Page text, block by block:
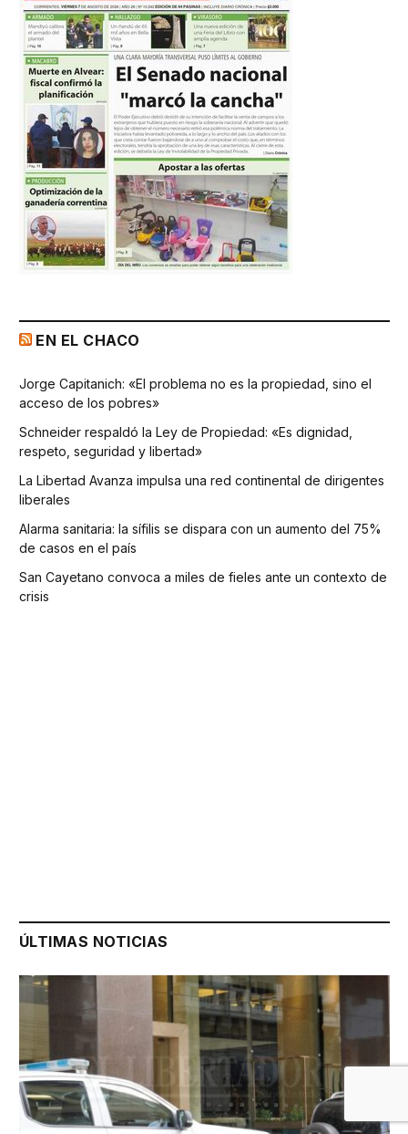
EN EL CHACO
Jorge Capitanich: «El problema no es la propiedad, sino el
acceso de los pobres»
Schneider respaldó la Ley de Propiedad: «Es dignidad,
respeto, seguridad y libertad»
La Libertad Avanza impulsa una red continental de dirigentes
liberales
Alarma sanitaria: la sífilis se dispara con un aumento del 75%
de casos en el país
San Cayetano convoca a miles de fieles ante un contexto de
crisis
ÚLTIMAS NOTICIAS